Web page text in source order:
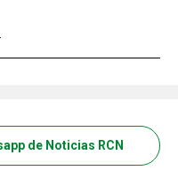
de Noticias RCN